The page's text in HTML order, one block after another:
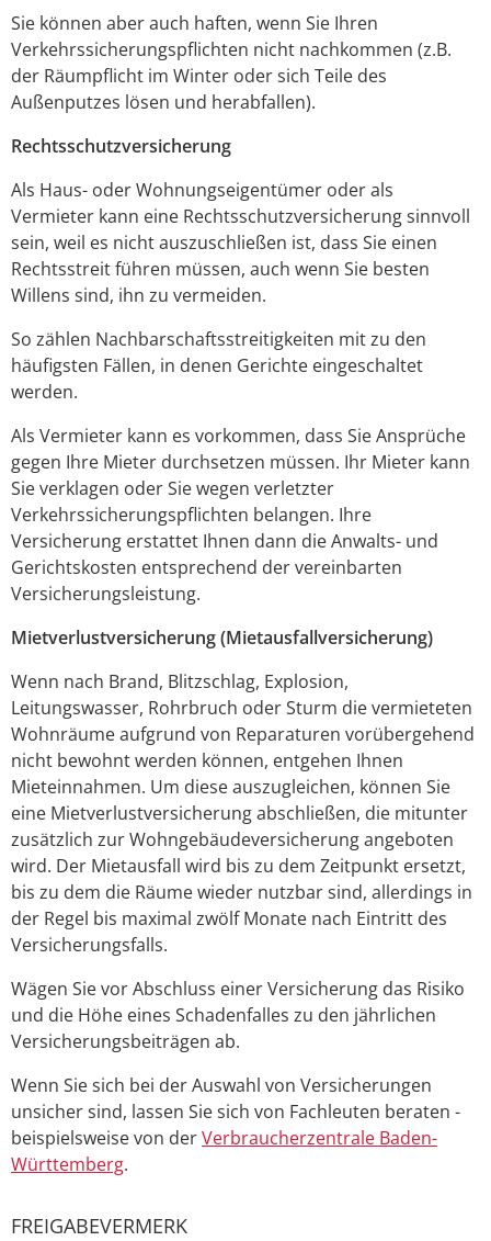
Sie können aber auch haften, wenn Sie Ihren
Verkehrssicherungspflichten nicht nachkommen (z.B.
der Räumpflicht im Winter oder sich Teile des
Außenputzes lösen und herabfallen).
Rechtsschutzversicherung
Als Haus- oder Wohnungseigentümer oder als
Vermieter kann eine Rechtsschutzversicherung sinnvoll
sein, weil es nicht auszuschließen ist, dass Sie einen
Rechtsstreit führen müssen, auch wenn Sie besten
Willens sind, ihn zu vermeiden.
So zählen Nachbarschaftsstreitigkeiten mit zu den
häufigsten Fällen, in denen Gerichte eingeschaltet
werden.
Als Vermieter kann es vorkommen, dass Sie Ansprüche
gegen Ihre Mieter durchsetzen müssen. Ihr Mieter kann
Sie verklagen oder Sie wegen verletzter
Verkehrssicherungspflichten belangen. Ihre
Versicherung erstattet Ihnen dann die Anwalts- und
Gerichtskosten entsprechend der vereinbarten
Versicherungsleistung.
Mietverlustversicherung (Mietausfallversicherung)
Wenn nach Brand, Blitzschlag, Explosion,
Leitungswasser, Rohrbruch oder Sturm die vermieteten
Wohnräume aufgrund von Reparaturen vorübergehend
nicht bewohnt werden können, entgehen Ihnen
Mieteinnahmen. Um diese auszugleichen, können Sie
eine Mietverlustversicherung abschließen, die mitunter
zusätzlich zur Wohngebäudeversicherung angeboten
wird. Der Mietausfall wird bis zu dem Zeitpunkt ersetzt,
bis zu dem die Räume wieder nutzbar sind, allerdings in
der Regel bis maximal zwölf Monate nach Eintritt des
Versicherungsfalls.
Wägen Sie vor Abschluss einer Versicherung das Risiko
und die Höhe eines Schadenfalles zu den jährlichen
Versicherungsbeiträgen ab.
Wenn Sie sich bei der Auswahl von Versicherungen
unsicher sind, lassen Sie sich von Fachleuten beraten -
beispielsweise von derVerbraucherzentrale Baden-
Württemberg.
FREIGABEVERMERK